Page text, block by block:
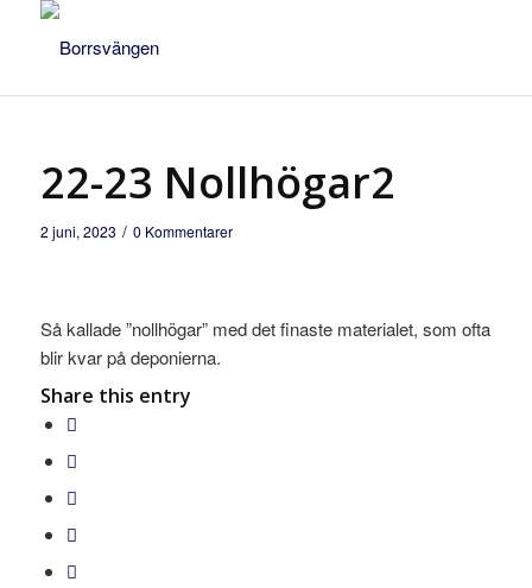
22-23 Nollhögar2
2 juni, 2023 / 0 Kommentarer
Så kallade ”nollhögar” med det finaste materialet, som ofta
blir kvar på deponierna.
Share this entry